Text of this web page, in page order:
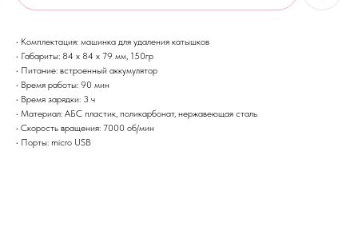
• Комплектация: машинка для удаления катышков
• Габариты: 84 x 84 x 79 мм, 150гр
• Питание: встроенный аккумулятор
• Время работы: 90 мин
• Время зарядки: 3 ч
• Материал: АБС пластик, поликарбонат, нержавеющая сталь
• Скорость вращения: 7000 об/мин
• Порты: micro USB